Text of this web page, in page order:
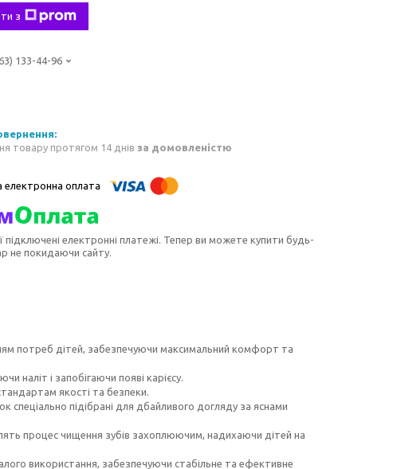
з
133-44-96
товару протягом 14 днів за домовленістю
підключені електронні платежі. Тепер ви можете купити будь-
не покидаючи сайту.
потреб дітей, забезпечуючи максимальний комфорт та
і запобігаючи появі карієсу.
якості та безпеки.
підібрані для дбайливого догляду за яснами
процес чищення зубів захоплюючим, надихаючи дітей на
використання, забезпечуючи стабільне та ефективне